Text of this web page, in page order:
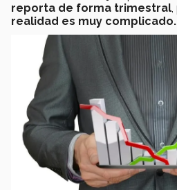
reporta de forma trimestral
realidad es muy complicado.